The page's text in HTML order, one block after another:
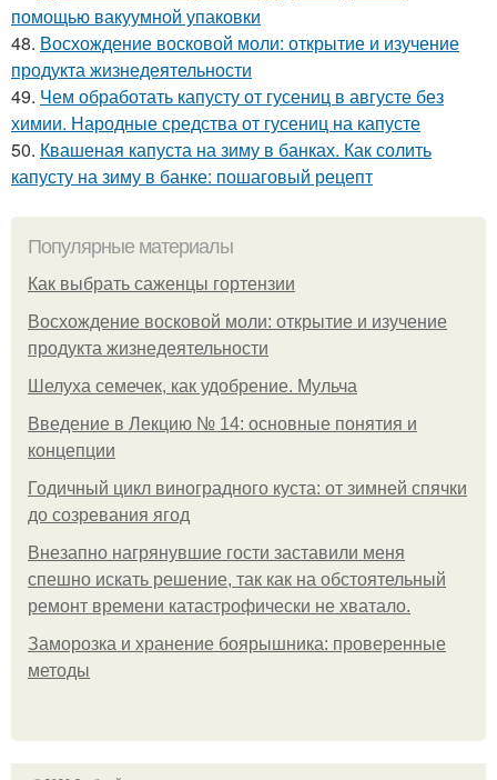
помощью вакуумной упаковки
48. Восхождение восковой моли: открытие и изучение
продукта жизнедеятельности
49. Чем обработать капусту от гусениц в августе без
химии. Народные средства от гусениц на капусте
50. Квашеная капуста на зиму в банках. Как солить
капусту на зиму в банке: пошаговый рецепт
Популярные материалы
Как выбрать саженцы гортензии
Восхождение восковой моли: открытие и изучение
продукта жизнедеятельности
Шелуха семечек, как удобрение. Мульча
Введение в Лекцию № 14: основные понятия и
концепции
Годичный цикл виноградного куста: от зимней спячки
до созревания ягод
Внезапно нагрянувшие гости заставили меня
спешно искать решение, так как на обстоятельный
ремонт времени катастрофически не хватало.
Заморозка и хранение боярышника: проверенные
методы